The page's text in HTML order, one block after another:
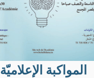
المواكبة الإعلاميّة